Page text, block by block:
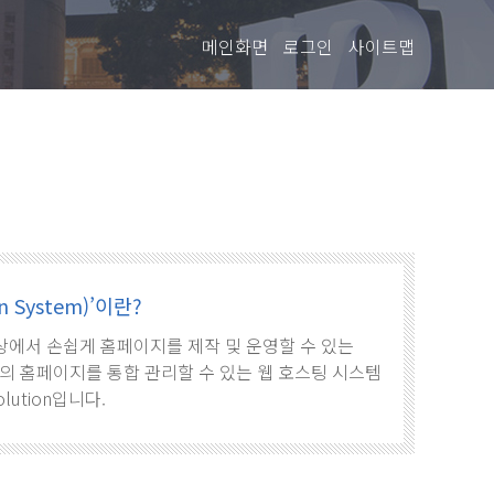
메인화면 로그인 사이트맵
System)’이란?
서 손쉽게 홈페이지를 제작 및 운영할 수 있는
홈페이지를 통합 관리할 수 있는 웹 호스팅 시스템
입니다.